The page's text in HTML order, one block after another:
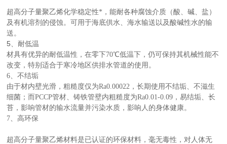
超高分子量聚乙烯化学稳定性*，能耐各种腐蚀介质（酸、碱、盐）
及有机溶剂的侵蚀。可用于海底供水、海水输送以及酸碱性水的输
送。
5、耐低温
材具有优异的耐低温性，在零下70℃低温下，仍可保持其机械性能不
改变，特别适合于寒冷地区供排水管道的使用。
6、不结垢
由于材内壁光滑，粗糙度仅为Ra0.00022，长期使用不结垢、不滋生
细菌；而PCCP管材、铸铁管壁内粗糙度为Ra0.01-0.09，易结垢、长
苔，影响管材的输水流量并污染水质，影响人的身体健康。
7、高环保
超高分子量聚乙烯材料是已认证的环保材料，毫无毒性，对人体无